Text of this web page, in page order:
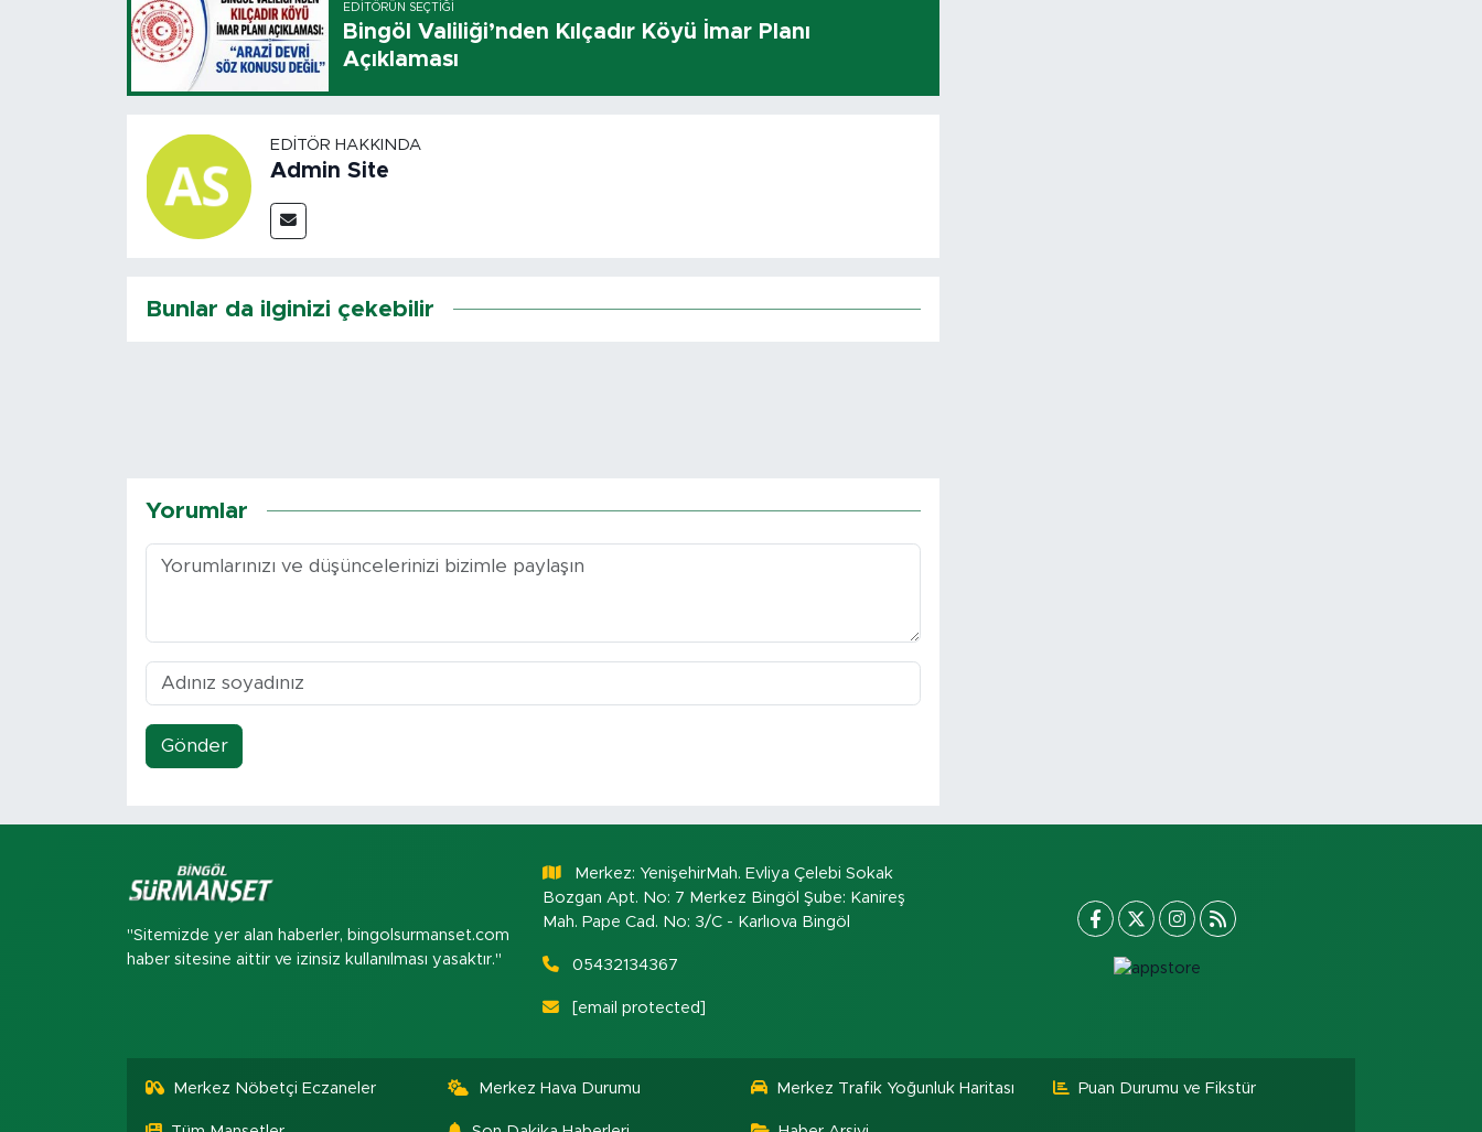
EDITÖRÜN SEÇTIĞI
Bingöl Valiliği’nden Kılçadır Köyü İmar Planı
Açıklaması
EDITÖR HAKKINDA
Admin Site
Bunlar da ilginizi çekebilir
Yorumlar
Gönder
"Sitemizde yer alan haberler, bingolsurmanset.com
haber sitesine aittir ve izinsiz kullanılması yasaktır."
Merkez: YenişehirMah. Evliya Çelebi Sokak
Bozgan Apt. No: 7 Merkez Bingöl Şube: Kanireş
Mah. Pape Cad. No: 3/C - Karlıova Bingöl
05432134367
[email protected]
Merkez Nöbetçi Eczaneler Merkez Hava Durumu Merkez Trafik Yoğunluk Haritası Puan Durumu ve Fikstür